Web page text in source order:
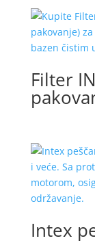
Filter
Intex